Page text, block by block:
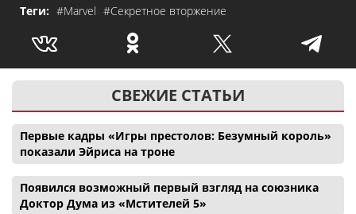
Теги: #Marvel #Секретное вторжение
СВЕЖИЕ СТАТЬИ
Первые кадры «Игры престолов: Безумный король»
показали Эйриса на троне
Появился возможный первый взгляд на союзника
Доктор Дума из «Мстителей 5»